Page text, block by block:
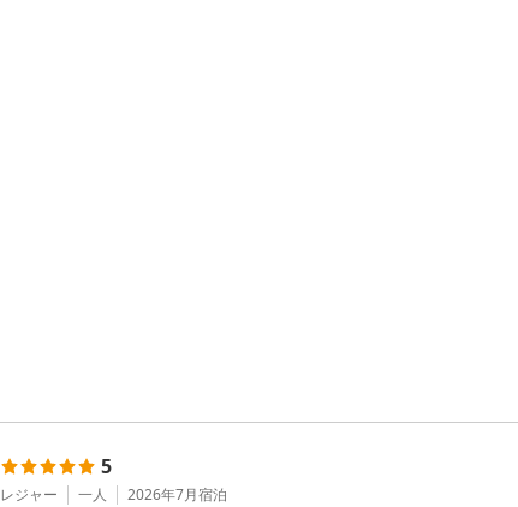
5
レジャー 一人 2026年7月宿泊